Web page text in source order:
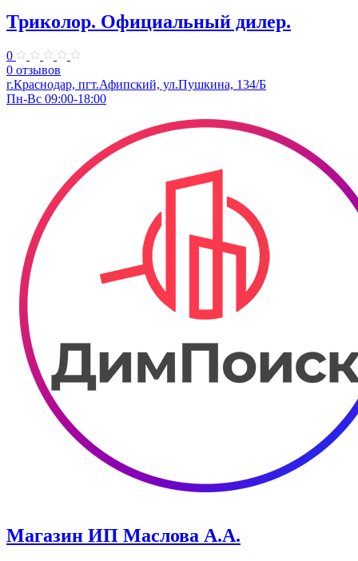
Триколор. ​Официальный дилер.
0
0 отзывов
г.Краснодар, пгт.Афипский, ул.Пушкина, 134/Б
Пн-Вс 09:00-18:00
Магазин ИП Маслова А.А.